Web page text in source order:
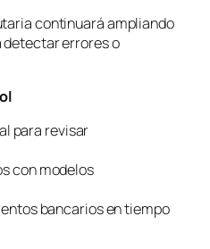
continuará ampliando
detectar errores o
para revisar
con modelos
bancarios en tiempo